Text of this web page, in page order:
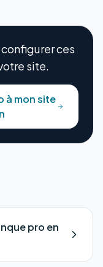
ces
site.
à mon site
pro en